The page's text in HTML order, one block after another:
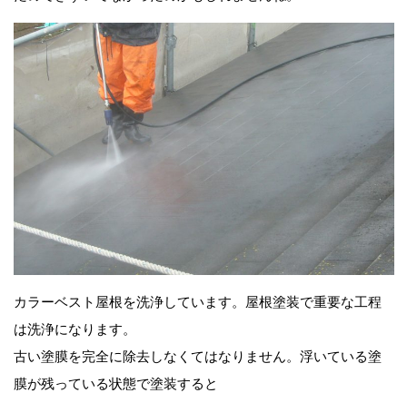
カラーベスト屋根を洗浄しています。屋根塗装で重要な工程
は洗浄になります。
古い塗膜を完全に除去しなくてはなりません。浮いている塗
膜が残っている状態で塗装すると